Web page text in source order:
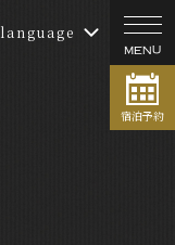
language
宿泊予約